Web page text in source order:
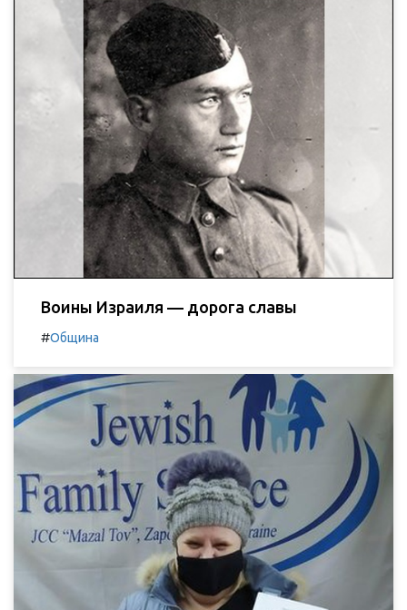
Воины Израиля — дорога славы
#Община